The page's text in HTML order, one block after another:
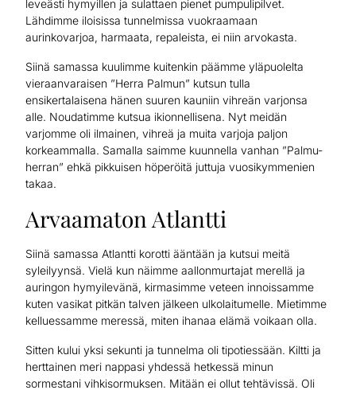
leveästi hymyillen ja sulattaen pienet pumpulipilvet.
Lähdimme iloisissa tunnelmissa vuokraamaan
aurinkovarjoa, harmaata, repaleista, ei niin arvokasta.
Siinä samassa kuulimme kuitenkin päämme yläpuolelta
vieraanvaraisen ”Herra Palmun” kutsun tulla
ensikertalaisena hänen suuren kauniin vihreän varjonsa
alle. Noudatimme kutsua ikionnellisena. Nyt meidän
varjomme oli ilmainen, vihreä ja muita varjoja paljon
korkeammalla. Samalla saimme kuunnella vanhan ”Palmu-
herran” ehkä pikkuisen höperöitä juttuja vuosikymmenien
takaa.
Arvaamaton Atlantti
Siinä samassa Atlantti korotti ääntään ja kutsui meitä
syleilyynsä. Vielä kun näimme aallonmurtajat merellä ja
auringon hymyilevänä, kirmasimme veteen innoissamme
kuten vasikat pitkän talven jälkeen ulkolaitumelle. Mietimme
kelluessamme meressä, miten ihanaa elämä voikaan olla.
Sitten kului yksi sekunti ja tunnelma oli tipotiessään. Kiltti ja
herttainen meri nappasi yhdessä hetkessä minun
sormestani vihkisormuksen. Mitään ei ollut tehtävissä. Oli